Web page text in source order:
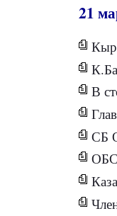
21
В
СБ
ОБСЕ
Член